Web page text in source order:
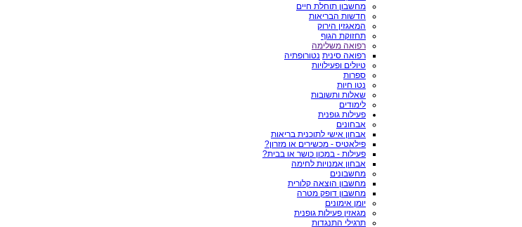
מחשבון תוחלת חיים
חדשות הבריאות
המאגזין הירוק
תחזוקת הגוף
רפואה משלימה
רפואה סינית נטורופתיה
טיולים ופעילויות
ספרות
נטו חיות
שאלות ותשובות
לימודים
פעילות גופנית
אבחונים
אבחון אישי לתוכנית בריאות
פילאטיס - מכשירים או מזרון?
פעילות - במכון כושר או בבית?
אבחון אמנויות לחימה
מחשבונים
מחשבון הוצאה קלורית
מחשבון דופק מטרה
יומן אימונים
מגאזין פעילות גופנית
תרגילי התנגדות